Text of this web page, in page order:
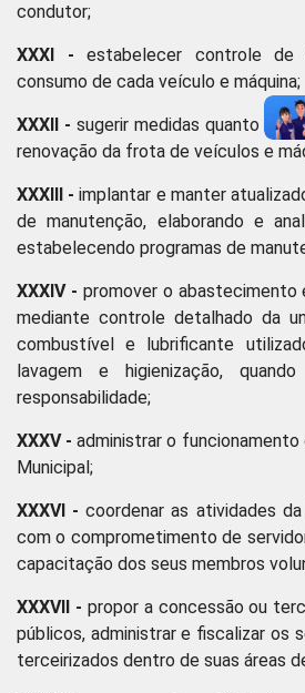
condutor;
XXXI - estabelecer controle de
consumo de cada veículo e máquina;
XXXII - sugerir medidas quanto à
renovação da frota de veículos e
XXXIII - implantar e manter
de manutenção, elaborando e
estabelecendo programas de
XXXIV - promover o abastecimento
mediante controle detalhado da
combustível e lubrificante
lavagem e higienização,
responsabilidade;
XXXV - administrar o funcionamento
Municipal;
XXXVI - coordenar as atividades
com o comprometimento de
capacitação dos seus membros
XXXVII - propor a concessão ou
públicos, administrar e fiscalizar os
terceirizados dentro de suas áreas